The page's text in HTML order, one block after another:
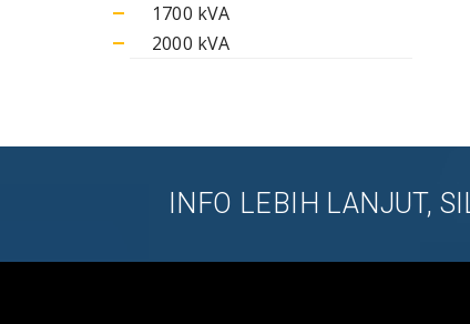
1700 kVA
2000 kVA
INFO LEBIH LANJUT,